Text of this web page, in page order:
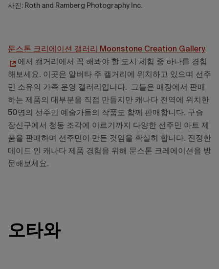
사진: Roth and Ramberg Photography Inc.
문스톤 크리에이션 갤러리 Moonstone Creation Gallery
에서 캘거리에서 꼭 해봐야 할 도시 체험 중 하나를 경험
해보세요. 이곳은 알버타 주 캘거리에 위치하고 있으며 선주
민 소유의 가족 운영 갤러리입니다. 그들은 매장에서 판매
하는 제품의 대부분을 직접 만들지만 캐나다 전역에 위치한
50명의 선주민 예술가들의 작품도 함께 판매합니다. 구슬
장신구에서 청동 조각에 이르기까지 다양한 선주민 아트 제
품을 판매하며 선주민이 만든 것임을 확실히 합니다. 진정한
메이드 인 캐나다 제품 경험을 위해 문스톤 크레에이션을 방
문해보세요.
오타와